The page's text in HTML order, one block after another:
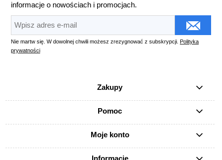
informacje o nowościach i promocjach.
Nie martw się. W dowolnej chwili możesz zrezygnować z subskrypcji. Polityka
prywatności
Zakupy
Pomoc
Moje konto